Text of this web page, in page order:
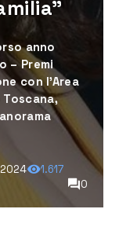
anno
– Premi
con l'Area
Toscana,
2024
1.617
0